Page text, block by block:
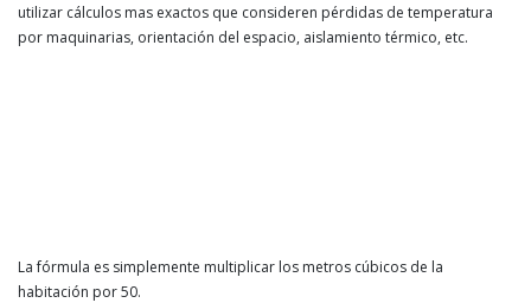
utilizar cálculos mas exactos que consideren pérdidas de temperatura
por maquinarias, orientación del espacio, aislamiento térmico, etc.
La fórmula es simplemente multiplicar los metros cúbicos de la
habitación por 50.